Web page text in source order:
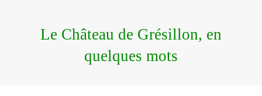
Le Château de Grésillon, en
quelques mots